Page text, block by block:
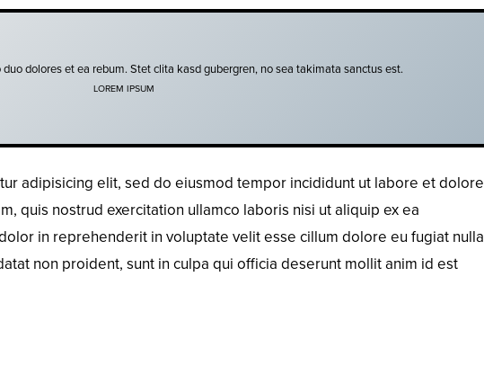
dolores et ea rebum. Stet clita kasd gubergren, no sea takimata sanctus est.
LOREM IPSUM
adipisicing elit, sed do eiusmod tempor incididunt ut labore et dolore
quis nostrud exercitation ullamco laboris nisi ut aliquip ex ea
in reprehenderit in voluptate velit esse cillum dolore eu fugiat nulla
non proident, sunt in culpa qui officia deserunt mollit anim id est